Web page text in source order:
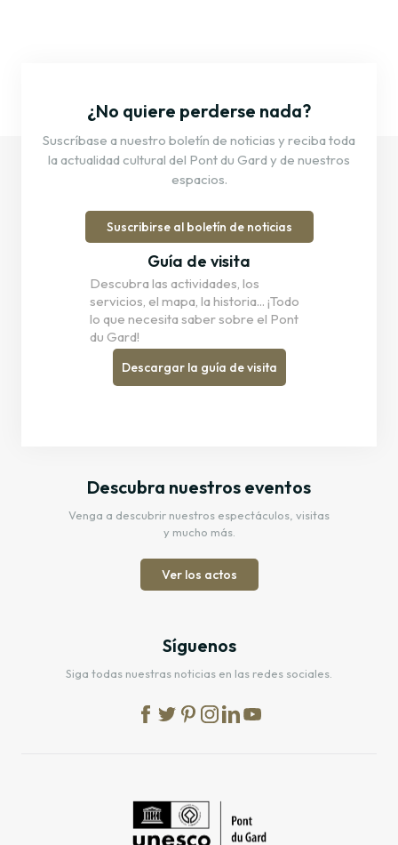
¿No quiere perderse nada?
Suscríbase a nuestro boletín de noticias y reciba toda
la actualidad cultural del Pont du Gard y de nuestros
espacios.
Suscribirse al boletín de noticias
Guía de visita
Descubra las actividades, los
servicios, el mapa, la historia... ¡Todo
lo que necesita saber sobre el Pont
du Gard!
Descargar la guía de visita
Descubra nuestros eventos
Venga a descubrir nuestros espectáculos, visitas
y mucho más.
Ver los actos
Síguenos
Siga todas nuestras noticias en las redes sociales.